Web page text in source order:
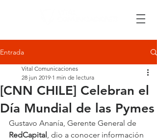
Entrada
[CNN CHILE] Celebran el
Día Mundial de las Pymes
Vital Comunicaciones
28 jun 2019 1 min de lectura
Gustavo Ananía, Gerente General de
RedCapital, dio a conocer información